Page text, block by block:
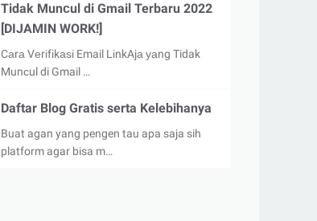
Tidak Munсul di Gmail Terbaru 2022
[DIJAMIN WORK!]
Cаrа Vеrіfіkаѕі Email LіnkAjа уаng Tidak
Munсul di Gmail …
Daftar Blog Gratis serta Kelebihanya
Buat agan yang pengen tau apa saja sih
platform agar bisa m…